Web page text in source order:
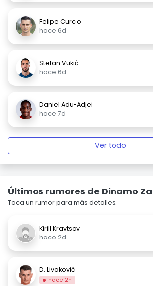
Felipe Curcio
hace 6d
Stefan Vukić
hace 6d
Daniel Adu-Adjei
hace 7d
Ver todo
Últimos rumores de Dinamo
Toca un rumor para más detalles.
Kirill Kravtsov
hace 2d
D. Livaković
hace 2h